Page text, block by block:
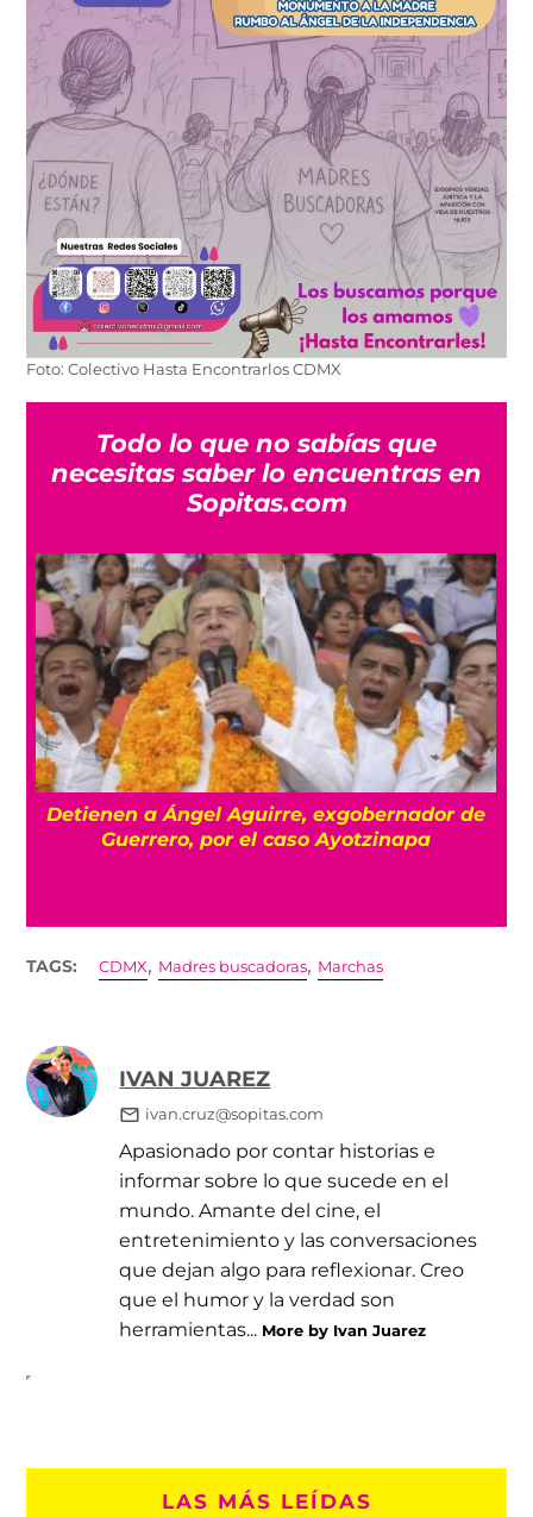
Foto: Colectivo Hasta Encontrarlos CDMX
Todo lo que no sabías que
necesitas saber lo encuentras en
Sopitas.com
Detienen a Ángel Aguirre, exgobernador de
Guerrero, por el caso Ayotzinapa
TAGS: CDMX, Madres buscadoras, Marchas
IVAN JUAREZ
ivan.cruz@sopitas.com
Apasionado por contar historias e
informar sobre lo que sucede en el
mundo. Amante del cine, el
entretenimiento y las conversaciones
que dejan algo para reflexionar. Creo
que el humor y la verdad son
herramientas... More by Ivan Juarez
LAS MÁS LEÍDAS